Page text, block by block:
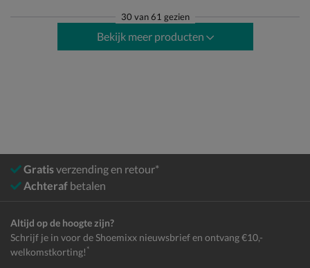
30 van61 gezien
Bekijk meer producten
Gratisverzending en retour*
Achteraf betalen
Altijd op de hoogte zijn?
Schrijf je in voor de Shoemixx nieuwsbrief en ontvang €10,-
welkomstkorting! *